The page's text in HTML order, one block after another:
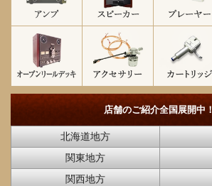
店舗のご紹介全国展開中！
北海道地方
関東地方
関西地方